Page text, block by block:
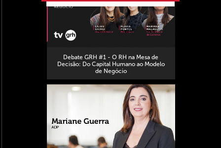
Debate GRH #1 - O RH na Mesa de
Decisão: Do Capital Humano ao Modelo
de Negócio